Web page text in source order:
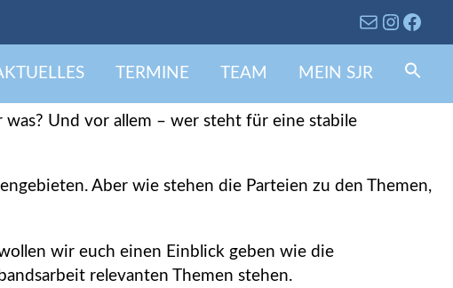
TERMINE TEAM MEIN SJR
Und vor allem – wer steht für eine stabile
Aber wie stehen die Parteien zu den Themen,
wir euch einen Einblick geben wie die
relevanten Themen stehen.